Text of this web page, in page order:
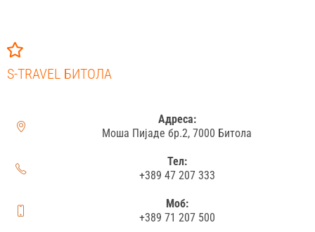
S-TRAVEL БИТОЛА
Адреса:
Моша Пијаде бр.2, 7000 Битола
Тел:
+389 47 207 333
Моб:
+389 71 207 500